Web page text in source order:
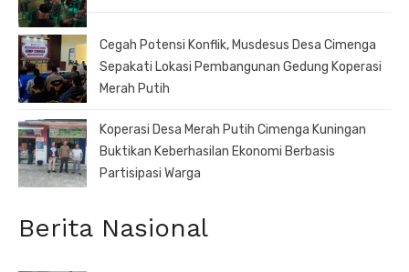
Cegah Potensi Konflik, Musdesus Desa Cimenga
Sepakati Lokasi Pembangunan Gedung Koperasi
Merah Putih
Koperasi Desa Merah Putih Cimenga Kuningan
Buktikan Keberhasilan Ekonomi Berbasis
Partisipasi Warga
Berita Nasional